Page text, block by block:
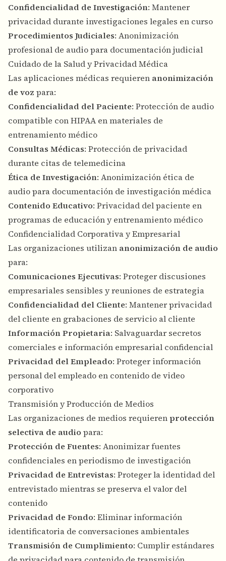
Confidencialidad de Investigación: Mantener
privacidad durante investigaciones legales en curso
Procedimientos Judiciales: Anonimización
profesional de audio para documentación judicial
Cuidado de la Salud y Privacidad Médica
Las aplicaciones médicas requieren anonimización
de voz para:
Confidencialidad del Paciente: Protección de audio
compatible con HIPAA en materiales de
entrenamiento médico
Consultas Médicas: Protección de privacidad
durante citas de telemedicina
Ética de Investigación: Anonimización ética de
audio para documentación de investigación médica
Contenido Educativo: Privacidad del paciente en
programas de educación y entrenamiento médico
Confidencialidad Corporativa y Empresarial
Las organizaciones utilizan anonimización de audio
para:
Comunicaciones Ejecutivas: Proteger discusiones
empresariales sensibles y reuniones de estrategia
Confidencialidad del Cliente: Mantener privacidad
del cliente en grabaciones de servicio al cliente
Información Propietaria: Salvaguardar secretos
comerciales e información empresarial confidencial
Privacidad del Empleado: Proteger información
personal del empleado en contenido de video
corporativo
Transmisión y Producción de Medios
Las organizaciones de medios requieren protección
selectiva de audio para:
Protección de Fuentes: Anonimizar fuentes
confidenciales en periodismo de investigación
Privacidad de Entrevistas: Proteger la identidad del
entrevistado mientras se preserva el valor del
contenido
Privacidad de Fondo: Eliminar información
identificatoria de conversaciones ambientales
Transmisión de Cumplimiento: Cumplir estándares